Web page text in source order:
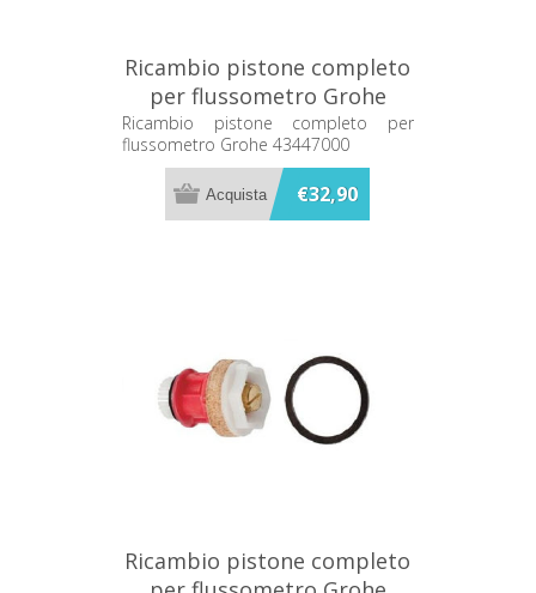
Ricambio pistone completo
per flussometro Grohe
43447000
Ricambio pistone completo per
flussometro Grohe 43447000
€32,90
Ricambio pistone completo